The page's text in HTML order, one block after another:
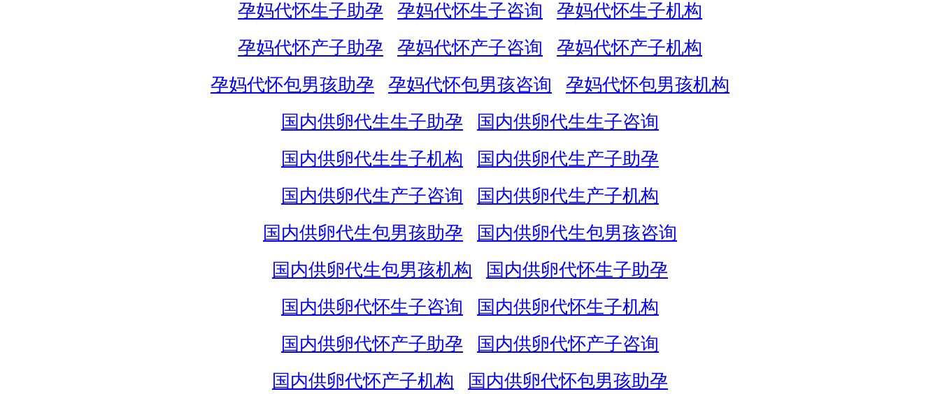
孕妈代怀生子助孕
孕妈代怀生子咨询
孕妈代怀生子机构
孕妈代怀产子助孕
孕妈代怀产子咨询
孕妈代怀产子机构
孕妈代怀包男孩助孕
孕妈代怀包男孩咨询
孕妈代怀包男孩机构
国内供卵代生生子助孕
国内供卵代生生子咨询
国内供卵代生生子机构
国内供卵代生产子助孕
国内供卵代生产子咨询
国内供卵代生产子机构
国内供卵代生包男孩助孕
国内供卵代生包男孩咨询
国内供卵代生包男孩机构
国内供卵代怀生子助孕
国内供卵代怀生子咨询
国内供卵代怀生子机构
国内供卵代怀产子助孕
国内供卵代怀产子咨询
国内供卵代怀产子机构
国内供卵代怀包男孩助孕